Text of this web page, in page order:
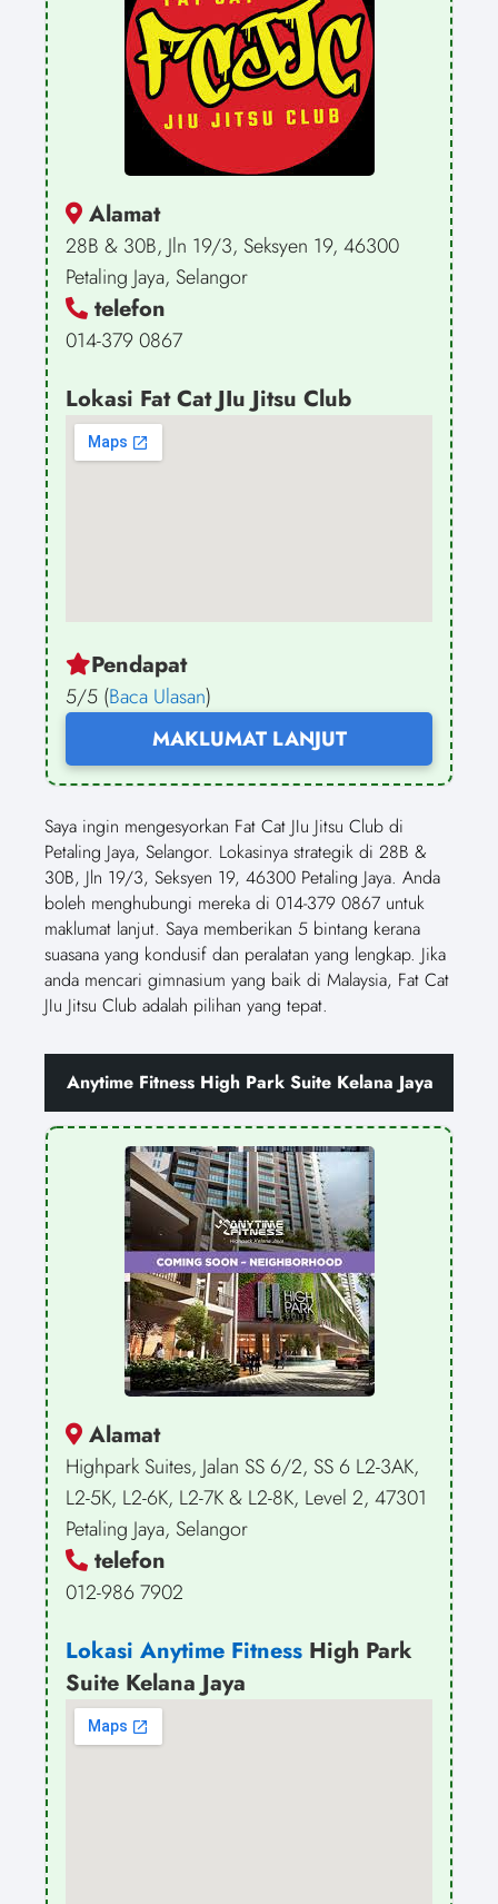
Alamat
28B & 30B, Jln 19/3, Seksyen 19, 46300
Petaling Jaya, Selangor
telefon
014-379 0867
Lokasi Fat Cat JIu Jitsu Club
Pendapat
5/5 (Baca Ulasan)
MAKLUMAT LANJUT
Saya ingin mengesyorkan Fat Cat JIu Jitsu Club di
Petaling Jaya, Selangor. Lokasinya strategik di 28B &
30B, Jln 19/3, Seksyen 19, 46300 Petaling Jaya. Anda
boleh menghubungi mereka di 014-379 0867 untuk
maklumat lanjut. Saya memberikan 5 bintang kerana
suasana yang kondusif dan peralatan yang lengkap. Jika
anda mencari gimnasium yang baik di Malaysia, Fat Cat
JIu Jitsu Club adalah pilihan yang tepat.
Anytime Fitness High Park Suite Kelana Jaya
Alamat
Highpark Suites, Jalan SS 6/2, SS 6 L2-3AK,
L2-5K, L2-6K, L2-7K & L2-8K, Level 2, 47301
Petaling Jaya, Selangor
telefon
012-986 7902
Lokasi Anytime Fitness High Park
Suite Kelana Jaya